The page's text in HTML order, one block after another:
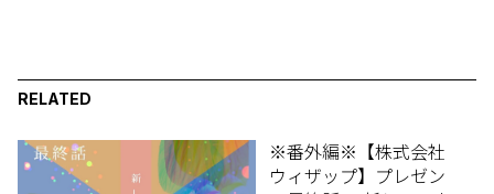
RELATED
※番外編※【株式会社
ウィザップ】プレゼン